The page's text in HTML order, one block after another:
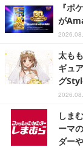
『ポ
が
太も
ギュ
グ
しま
ーマ
ダー